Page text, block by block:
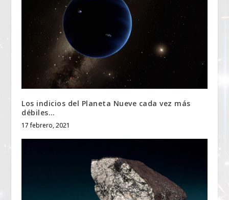
Los indicios del Planeta Nueve cada vez más
débiles…
17 febrero, 2021